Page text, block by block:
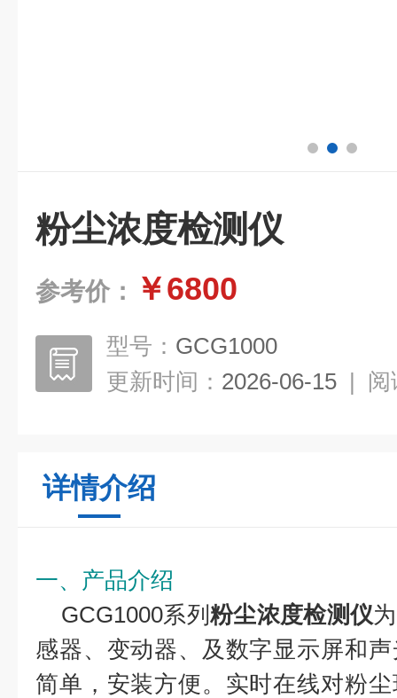
粉尘浓度检测仪
参考价： ￥6800
型号： GCG1000
更新时间： 2026-06-15 | 阅
详情介绍
一、产品介绍
GCG1000系列粉尘浓度检测仪
感器、变动器、及数字显示屏和
简单，安装方便。实时在线对粉